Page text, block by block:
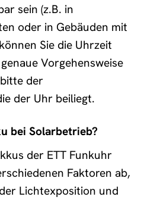
sein (z.B. in
oder in Gebäuden mit
Sie die Uhrzeit
Vorgehensweise
der
der Uhr beiliegt.
bei Solarbetrieb?
der ETT Funkuhr
Faktoren ab,
Lichtexposition und